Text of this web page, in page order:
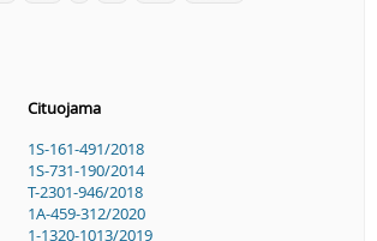
Cituojama
1S-161-491/2018
1S-731-190/2014
T-2301-946/2018
1A-459-312/2020
1-1320-1013/2019